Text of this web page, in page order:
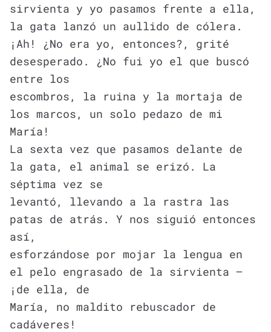
sirvienta y yo pasamos frente a ella,
la gata lanzó un aullido de cólera.
¡Ah! ¿No era yo, entonces?, grité
desesperado. ¿No fui yo el que buscó
entre los
escombros, la ruina y la mortaja de
los marcos, un solo pedazo de mi
María!
La sexta vez que pasamos delante de
la gata, el animal se erizó. La
séptima vez se
levantó, llevando a la rastra las
patas de atrás. Y nos siguió entonces
así,
esforzándose por mojar la lengua en
el pelo engrasado de la sirvienta —
¡de ella, de
María, no maldito rebuscador de
cadáveres!